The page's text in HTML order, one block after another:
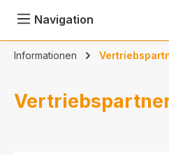
Navigation
Informationen